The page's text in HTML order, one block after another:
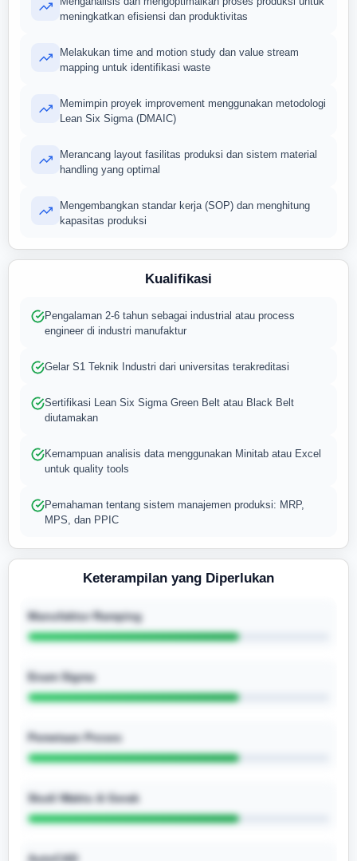
meningkatkan efisiensi dan produktivitas
Melakukan time and motion study dan value stream
mapping untuk identifikasi waste
Memimpin proyek improvement menggunakan metodologi
Lean Six Sigma (DMAIC)
Merancang layout fasilitas produksi dan sistem material
handling yang optimal
Mengembangkan standar kerja (SOP) dan menghitung
kapasitas produksi
Kualifikasi
Pengalaman 2-6 tahun sebagai industrial atau process
engineer di industri manufaktur
Gelar S1 Teknik Industri dari universitas terakreditasi
Sertifikasi Lean Six Sigma Green Belt atau Black Belt
diutamakan
Kemampuan analisis data menggunakan Minitab atau Excel
untuk quality tools
Pemahaman tentang sistem manajemen produksi: MRP,
MPS, dan PPIC
Keterampilan yang Diperlukan
Manufaktur Ramping
Enam Sigma
Pemetaan Proses
Studi Waktu & Gerak